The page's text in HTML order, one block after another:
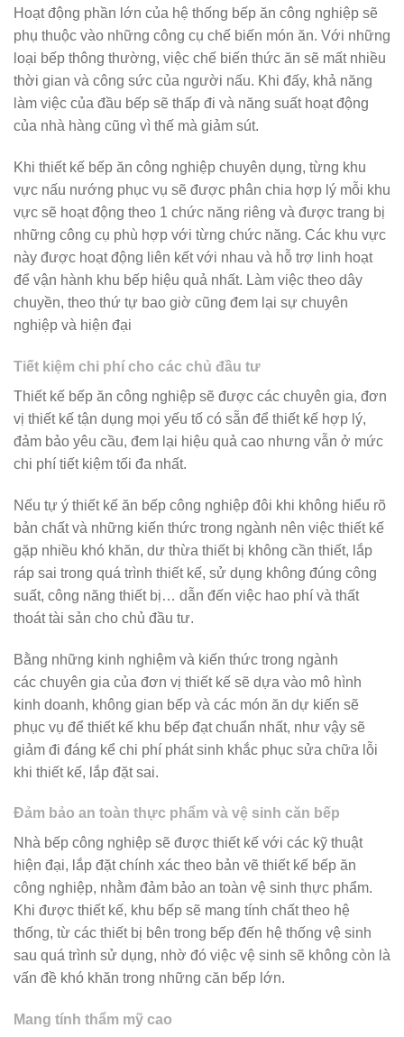
Hoạt động phần lớn của hệ thống bếp ăn công nghiệp sẽ
phụ thuộc vào những công cụ chế biến món ăn. Với những
loại bếp thông thường, việc chế biến thức ăn sẽ mất nhiều
thời gian và công sức của người nấu. Khi đấy, khả năng
làm việc của đầu bếp sẽ thấp đi và năng suất hoạt động
của nhà hàng cũng vì thế mà giảm sút.
Khi thiết kế bếp ăn công nghiệp chuyên dụng, từng khu
vực nấu nướng phục vụ sẽ được phân chia hợp lý mỗi khu
vực sẽ hoạt động theo 1 chức năng riêng và được trang bị
những công cụ phù hợp với từng chức năng. Các khu vực
này được hoạt động liên kết với nhau và hỗ trợ linh hoạt
để vận hành khu bếp hiệu quả nhất. Làm việc theo dây
chuyền, theo thứ tự bao giờ cũng đem lại sự chuyên
nghiệp và hiện đại
Tiết kiệm chi phí cho các chủ đầu tư
Thiết kế bếp ăn công nghiệp sẽ được các chuyên gia, đơn
vị thiết kế tận dụng mọi yếu tố có sẵn để thiết kế hợp lý,
đảm bảo yêu cầu, đem lại hiệu quả cao nhưng vẫn ở mức
chi phí tiết kiệm tối đa nhất.
Nếu tự ý thiết kế ăn bếp công nghiệp đôi khi không hiểu rõ
bản chất và những kiến thức trong ngành nên việc thiết kế
gặp nhiều khó khăn, dư thừa thiết bị không cần thiết, lắp
ráp sai trong quá trình thiết kế, sử dụng không đúng công
suất, công năng thiết bị… dẫn đến việc hao phí và thất
thoát tài sản cho chủ đầu tư.
Bằng những kinh nghiệm và kiến thức trong ngành
các chuyên gia của đơn vị thiết kế sẽ dựa vào mô hình
kinh doanh, không gian bếp và các món ăn dự kiến sẽ
phục vụ để thiết kế khu bếp đạt chuẩn nhất, như vậy sẽ
giảm đi đáng kể chi phí phát sinh khắc phục sửa chữa lỗi
khi thiết kế, lắp đặt sai.
Đảm bảo an toàn thực phẩm và vệ sinh căn bếp
Nhà bếp công nghiệp sẽ được thiết kế với các kỹ thuật
hiện đại, lắp đặt chính xác theo bản vẽ thiết kế bếp ăn
công nghiệp, nhằm đảm bảo an toàn vệ sinh thực phẩm.
Khi được thiết kế, khu bếp sẽ mang tính chất theo hệ
thống, từ các thiết bị bên trong bếp đến hệ thống vệ sinh
sau quá trình sử dụng, nhờ đó việc vệ sinh sẽ không còn là
vấn đề khó khăn trong những căn bếp lớn.
Mang tính thẩm mỹ cao